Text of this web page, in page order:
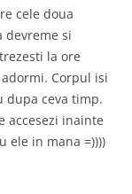
cele doua
devreme si
la ore
Corpul isi
ceva timp.
accesezi inainte
ele in mana =))))